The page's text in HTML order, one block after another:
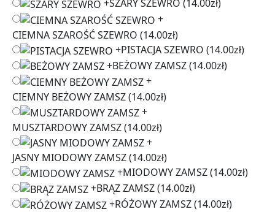
+SZARY SZEWRO (14.00zł)
+
CIEMNA SZAROŚĆ SZEWRO (14.00zł)
+PISTACJA SZEWRO (14.00zł)
+BEŻOWY ZAMSZ(14.00zł)
+
CIEMNY BEŻOWY ZAMSZ(14.00zł)
+
MUSZTARDOWY ZAMSZ(14.00zł)
+
JASNY MIODOWY ZAMSZ(14.00zł)
+MIODOWY ZAMSZ(14.00zł)
+BRĄZ ZAMSZ(14.00zł)
+RÓŻOWY ZAMSZ(14.00zł)